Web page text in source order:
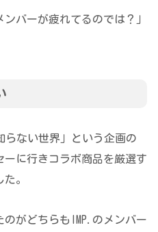
バーが疲れてるのでは？」
らない世界」という企画の
ーに行きコラボ商品を厳選す
。
がどちらもIMP.のメンバー